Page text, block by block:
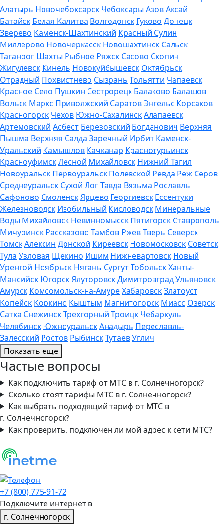
Алатырь Новочебоксарск Чебоксары АзовАксай
Батайск Белая Калитва Волгодонск Гуково Донецк
Зверево Каменск-Шахтинский Красный Сулин
Миллерово Новочеркасск Новошахтинск Сальск
Таганрог Шахты Рыбное Ряжск Сасово Скопин
Жигулевск Кинель Новокуйбышевск Октябрьск
Отрадный Похвистнево Сызрань Тольятти Чапаевск
Красное Село Пушкин Сестрорецк Балаково Балашов
Вольск Маркс Приволжский СаратовЭнгельс Корсаков
Красногорск Чехов Южно-СахалинскАлапаевск
Артемовский Асбест Березовский Богданович Верхняя
Пышма Верхняя Салда Заречный Ирбит Каменск-
Уральский Камышлов Качканар Краснотурьинск
КрасноуфимскЛесной Михайловск Нижний Тагил
Новоуральск Первоуральск Полевской Ревда Реж Серов
Среднеуральск Сухой ЛогТавда Вязьма Рославль
Сафоново СмоленскЯрцево Георгиевск Ессентуки
Железноводск Изобильный Кисловодск Минеральные
Воды Михайловск Невинномысск Пятигорск Ставрополь
Мичуринск Рассказово Тамбов РжевТверь Северск
ТомскАлексин Донской Киреевск Новомосковск Советск
Тула Узловая Щекино Ишим Нижневартовск Новый
Уренгой Ноябрьск Нягань СургутТобольскХанты-
Мансийск ЮгорскЯлуторовскДимитровградУльяновск
Амурск Комсомольск-на-АмуреХабаровскЗлатоуст
Копейск Коркино Кыштым Магнитогорск Миасс Озерск
Сатка СнежинскТрехгорный Троицк Чебаркуль
Челябинск ЮжноуральскАнадырь Переславль-
Залесский Ростов РыбинскТутаевУглич
Показать еще
Частые вопросы
Как подключить тариф от МТС в г. Солнечногорск?
Сколько стоят тарифы МТС в г. Солнечногорск?
Как выбрать подходящий тариф от МТС в
г. Солнечногорск?
Как проверить, подключен ли мой адрес к сети МТС?
+7 (800) 775-91-72
Подключите интернет в
г. Солнечногорск